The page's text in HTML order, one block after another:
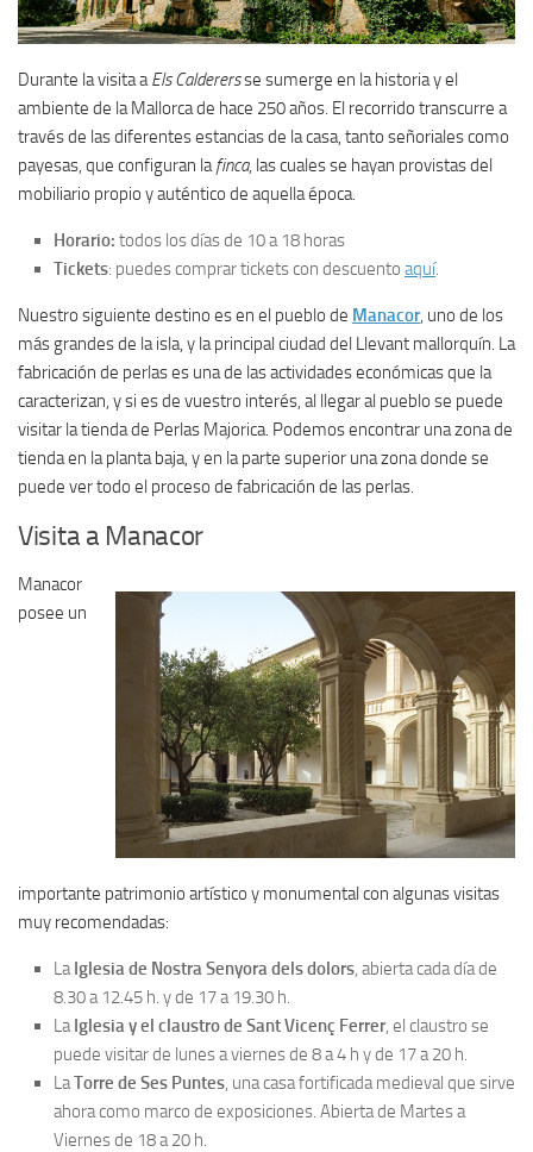
Durante la visita a Els Calderersse sumerge en la historia y el
ambiente de la Mallorca de hace 250 años. El recorrido transcurre a
través de las diferentes estancias de la casa, tanto señoriales como
payesas, que configuran la finca, las cuales se hayan provistas del
mobiliario propio y auténtico de aquella época.
Horario: todos los días de 10 a 18 horas
Tickets: puedes comprar tickets con descuento aquí.
Nuestro siguiente destino es en el pueblo de Manacor, uno de los
más grandes de la isla, y la principal ciudad del Llevant mallorquín. La
fabricación de perlas es una de las actividades económicas que la
caracterizan, y si es de vuestro interés, al llegar al pueblo se puede
visitar la tienda de Perlas Majorica. Podemos encontrar una zona de
tienda en la planta baja, y en la parte superior una zona donde se
puede ver todo el proceso de fabricación de las perlas.
Visita a Manacor
Manacor
posee un
importante patrimonio artístico y monumental con algunas visitas
muy recomendadas:
La Iglesia de Nostra Senyora dels dolors , abierta cada día de
8.30 a 12.45 h. y de 17 a 19.30 h.
La Iglesia y el claustro de Sant Vicenç Ferrer, el claustro se
puede visitar de lunes a viernes de 8 a 4 h y de 17 a 20 h.
LaTorre de Ses Puntes , una casa fortificada medieval que sirve
ahora como marco de exposiciones. Abierta de Martes a
Viernes de 18 a 20 h.